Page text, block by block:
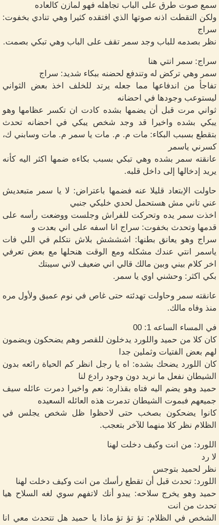
سمع صوت طرق على الباب تجاهله فهو لمازن كالعاده
ولكن التقطت اذنه صوتها الذي افتقده كثيرا وهي تنادي بخفوت:
سراج
نظر بصدمه للباب وجد سمر تقف على الباب وهي تبكي بصمت.
سراج: سمر انتي هنا
سمر وهي تركض له وتندفع لحضنه ببكاء شديد: سراج
تفاجأ من اندفاعها مما جعله يرتد للخلف اخذ بعض الثواني
ليستوعب وجودها في احضانه
ثواني مرت قبل أن يضمها بشده كادت ان تكسر عظامها وهو
يبكي بشده واخيرا قد وجد شخص يبكي في احضانه تحدث
بتقطع بسبب البكاء: مات م. م. مات يا سمر م. مات وسابني ك،
كسرني ياسمر
عانقته سمر بشده وهي تبكي بسبب بكاءه ضمها اكثر اليه كأنه
يريد إدخالها إلى داخل قلبه.
حاولت الإبتعاد قليلا عنه فضمها باعتراض: لا يا سمر متبعديش
عني تاني مش هستحمل لحدي خليكي جنبي
اخذت سمر يده وتحركت للفراش وجلست ووضعت رأسه على
قدمها وتحدث بخفوت: سراج انا اسفه على اني بعدت و
سراج وهو يعانق بطنها: اشششش بلاش نتكلم في اللي فات
ياسمر انتي عندك مشكله ومع الوقت هنحلها مع بعض تعرفي
اخر كلام بيني وبين مالك قالي اني ضعيف لاني سيبتك
بكي اكثر: وحشني اوي يا سمر.
عانقته سمر وحاولت تهدئته حتى غاص في نوم عميق ولأول مره
منذ وفاه مالك.
في المساء الساعه 1: 00
كان كلا من حميد واللورد يدخلون للقصر وهم يضحكون ويضمون
لهم بعض الفتيات وثملين جدا
كان اللورد يضحك بشده: اه يا رجل انظر كم الحياة رائعه بدون
الشيطان نفعل ما نريد دون وجود رادع لنا
حميد وهو يضم اليه فتاه بقذاره: نعم واخيرا دمرت عائله سيف
جميعهم فبموت الشيطان تدمرت هذه العائله السعيده
كانوا يضحكون بصخب حتى لاحظوا ظل شخص يجلس في
الظلام نظر كلا منهما للآخر بتعجب.
اللورد: من انت وكيف دخلت لهنا
لا رد
نظر لحميد بتوجس
اللورد: تحدث قبل أن تقطع رأسك من انت وكيف دخلت لهنا
حميد وهو يخرج سلاحه: يبدو أنك لاتفهم سوي لغه السلاح هيا
تحدث من انت
الشخص في الظلام: تؤ تؤ تؤ ماذا يا حميد هل تتحدث معي انا